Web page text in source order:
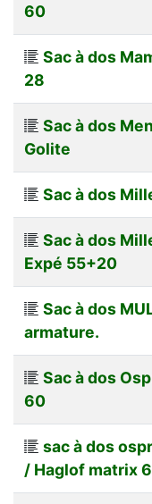
60
Sac à dos
28
Sac à dos
Golite
Sac à dos
Sac à dos
Expé 55+20
Sac à dos
armature.
Sac à dos
60
sac à dos
/ Haglof matrix